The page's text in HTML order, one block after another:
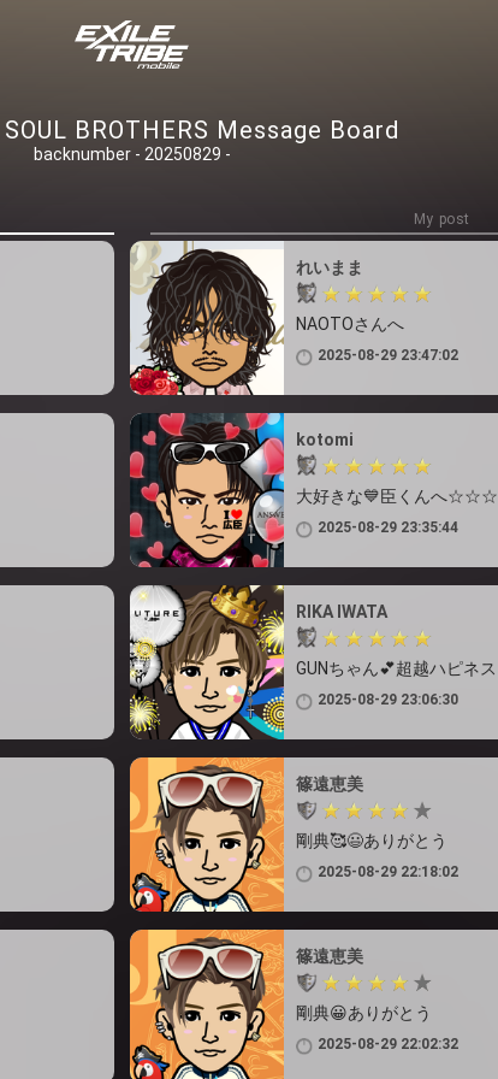
BROTHERS Message Board
backnumber - 20250829 -
My post
れいまま
NAOTOさんへ
2025-08-29 23:47:02
kotomi
大好きな💙臣くんへ☆☆☆
2025-08-29 23:35:44
RIKA IWATA
GUNちゃん💕超越ハピネス
2025-08-29 23:06:30
篠遠恵美
剛典🥰😃ありがとう
2025-08-29 22:18:02
篠遠恵美
剛典😀ありがとう
2025-08-29 22:02:32